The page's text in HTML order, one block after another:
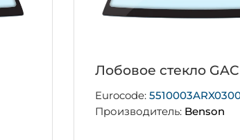
Лобовое стекло GAC
Eurocode:
Производитель: Benson